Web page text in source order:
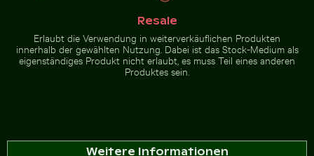
Resale
Erlaubt die Verwendung in weiterverkäuflichen Produkten
innerhalb der gewählten Nutzung. Dabei ist das Stock-Medium als
eigenständiges Produkt nicht erlaubt, es muss Teil eines anderen
Produktes sein.
Weitere Informationen